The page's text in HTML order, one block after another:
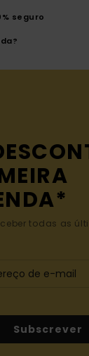
seguro
todas as
Subscrever